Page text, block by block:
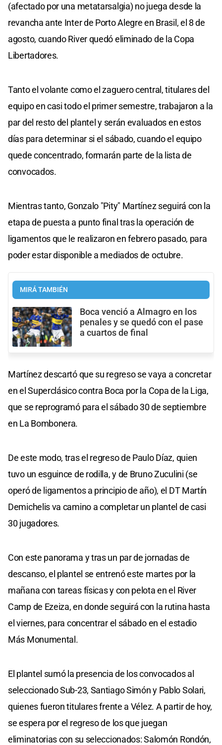
(afectado por una metatarsalgia) no juega desde la
revancha ante Inter de Porto Alegre en Brasil, el 8 de
agosto, cuando River quedó eliminado de la Copa
Libertadores.
Tanto el volante como el zaguero central, titulares del
equipo en casi todo el primer semestre, trabajaron a la
par del resto del plantel y serán evaluados en estos
días para determinar si el sábado, cuando el equipo
quede concentrado, formarán parte de la lista de
convocados.
Mientras tanto, Gonzalo "Pity" Martínez seguirá con la
etapa de puesta a punto final tras la operación de
ligamentos que le realizaron en febrero pasado, para
poder estar disponible a mediados de octubre.
MIRÁ TAMBIÉN
Boca venció a Almagro en los
penales y se quedó con el pase
a cuartos de final
Martínez descartó que su regreso se vaya a concretar
en el Superclásico contra Boca por la Copa de la Liga,
que se reprogramó para el sábado 30 de septiembre
en La Bombonera.
De este modo, tras el regreso de Paulo Díaz, quien
tuvo un esguince de rodilla, y de Bruno Zuculini (se
operó de ligamentos a principio de año), el DT Martín
Demichelis va camino a completar un plantel de casi
30 jugadores.
Con este panorama y tras un par de jornadas de
descanso, el plantel se entrenó este martes por la
mañana con tareas físicas y con pelota en el River
Camp de Ezeiza, en donde seguirá con la rutina hasta
el viernes, para concentrar el sábado en el estadio
Más Monumental.
El plantel sumó la presencia de los convocados al
seleccionado Sub-23, Santiago Simón y Pablo Solari,
quienes fueron titulares frente a Vélez. A partir de hoy,
se espera por el regreso de los que juegan
eliminatorias con su seleccionados: Salomón Rondón,